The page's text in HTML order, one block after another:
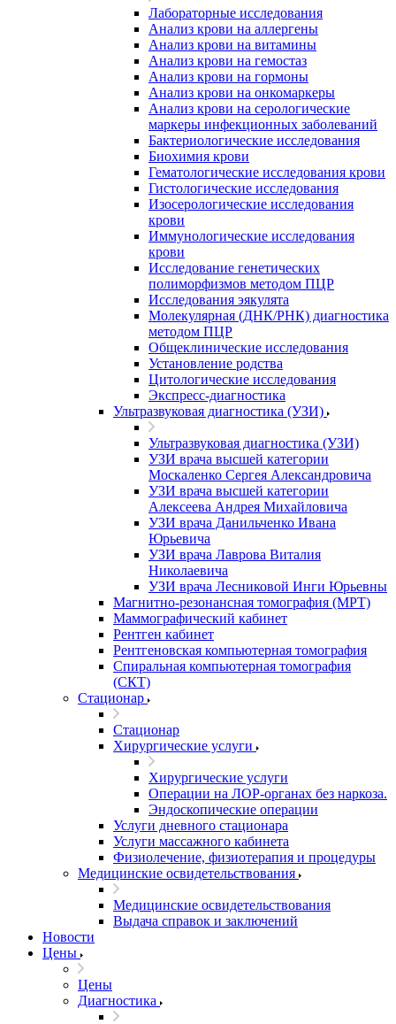
Лабораторные исследования
Анализ крови на аллергены
Анализ крови на витамины
Анализ крови на гемостаз
Анализ крови на гормоны
Анализ крови на онкомаркеры
Анализ крови на серологические
маркеры инфекционных заболеваний
Бактериологические исследования
Биохимия крови
Гематологические исследования крови
Гистологические исследования
Изосерологические исследования
крови
Иммунологические исследования
крови
Исследование генетических
полиморфизмов методом ПЦР
Исследования эякулята
Молекулярная (ДНК/РНК) диагностика
методом ПЦР
Общеклинические исследования
Установление родства
Цитологические исследования
Экспресс-диагностика
Ультразвуковая диагностика (УЗИ)
Ультразвуковая диагностика (УЗИ)
УЗИ врача высшей категории
Москаленко Сергея Александровича
УЗИ врача высшей категории
Алексеева Андрея Михайловича
УЗИ врача Данильченко Ивана
Юрьевича
УЗИ врача Лаврова Виталия
Николаевича
УЗИ врача Лесниковой Инги Юрьевны
Магнитно-резонансная томография (МРТ)
Маммографический кабинет
Рентген кабинет
Рентгеновская компьютерная томография
Спиральная компьютерная томография
(СКТ)
Стационар
Стационар
Хирургические услуги
Хирургические услуги
Операции на ЛОР-органах без наркоза.
Эндоскопические операции
Услуги дневного стационара
Услуги массажного кабинета
Физиолечение, физиотерапия и процедуры
Медицинские освидетельствования
Медицинские освидетельствования
Выдача справок и заключений
Новости
Цены
Цены
Диагностика